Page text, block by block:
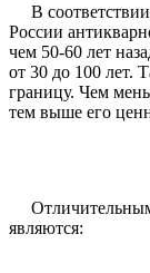
В
России
чем 50-60 лет
от 30 до 100 лет.
границу. Чем
тем выше его
являются: